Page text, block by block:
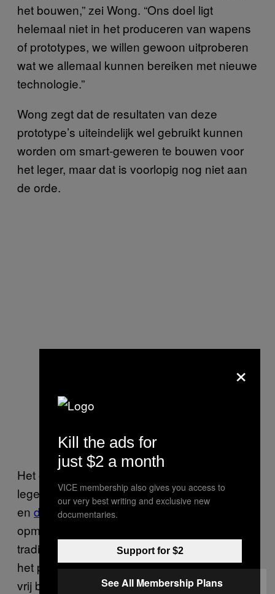
het bouwen,” zei Wong. “Ons doel ligt
helemaal niet in het produceren van wapens
of prototypes, we willen gewoon uitproberen
wat we allemaal kunnen bereiken met nieuwe
technologie.”
Wong zegt dat de resultaten van deze
prototype’s uiteindelijk wel gebruikt kunnen
worden om smart-geweren te bouwen voor
het leger, maar dat is voorlopig nog niet aan
de orde.
Het onderzoek naar smartwapens geeft het
leger van onder andere deVerenigde Staten
en de privésectorde mogelijkheid om op
opmerkelijke manieren nieuwe technologie in
traditionele wapens te integreren. Eigenlijk is
het project van het Canadese leger nu nog
vrij bescheiden in vergelijking met hun
×
Kill the ads for
just $2 a month
VICE membership also gives you access to
our very best writing and exclusive new
documentaries.
Support for $2
See All Membership Plans